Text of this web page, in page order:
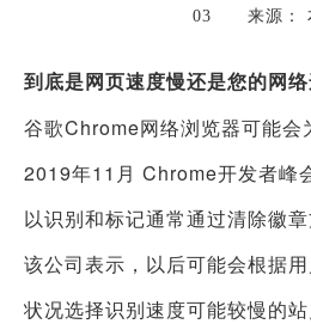
03 来源：
到底是网页速度慢还是您的网
谷歌Chrome网络浏览器可能会
2019年11月 Chrome开发者峰
以识别和标记通常通过清除徽章
该公司表示，以后可能会根据
状况选择识别速度可能较慢的站